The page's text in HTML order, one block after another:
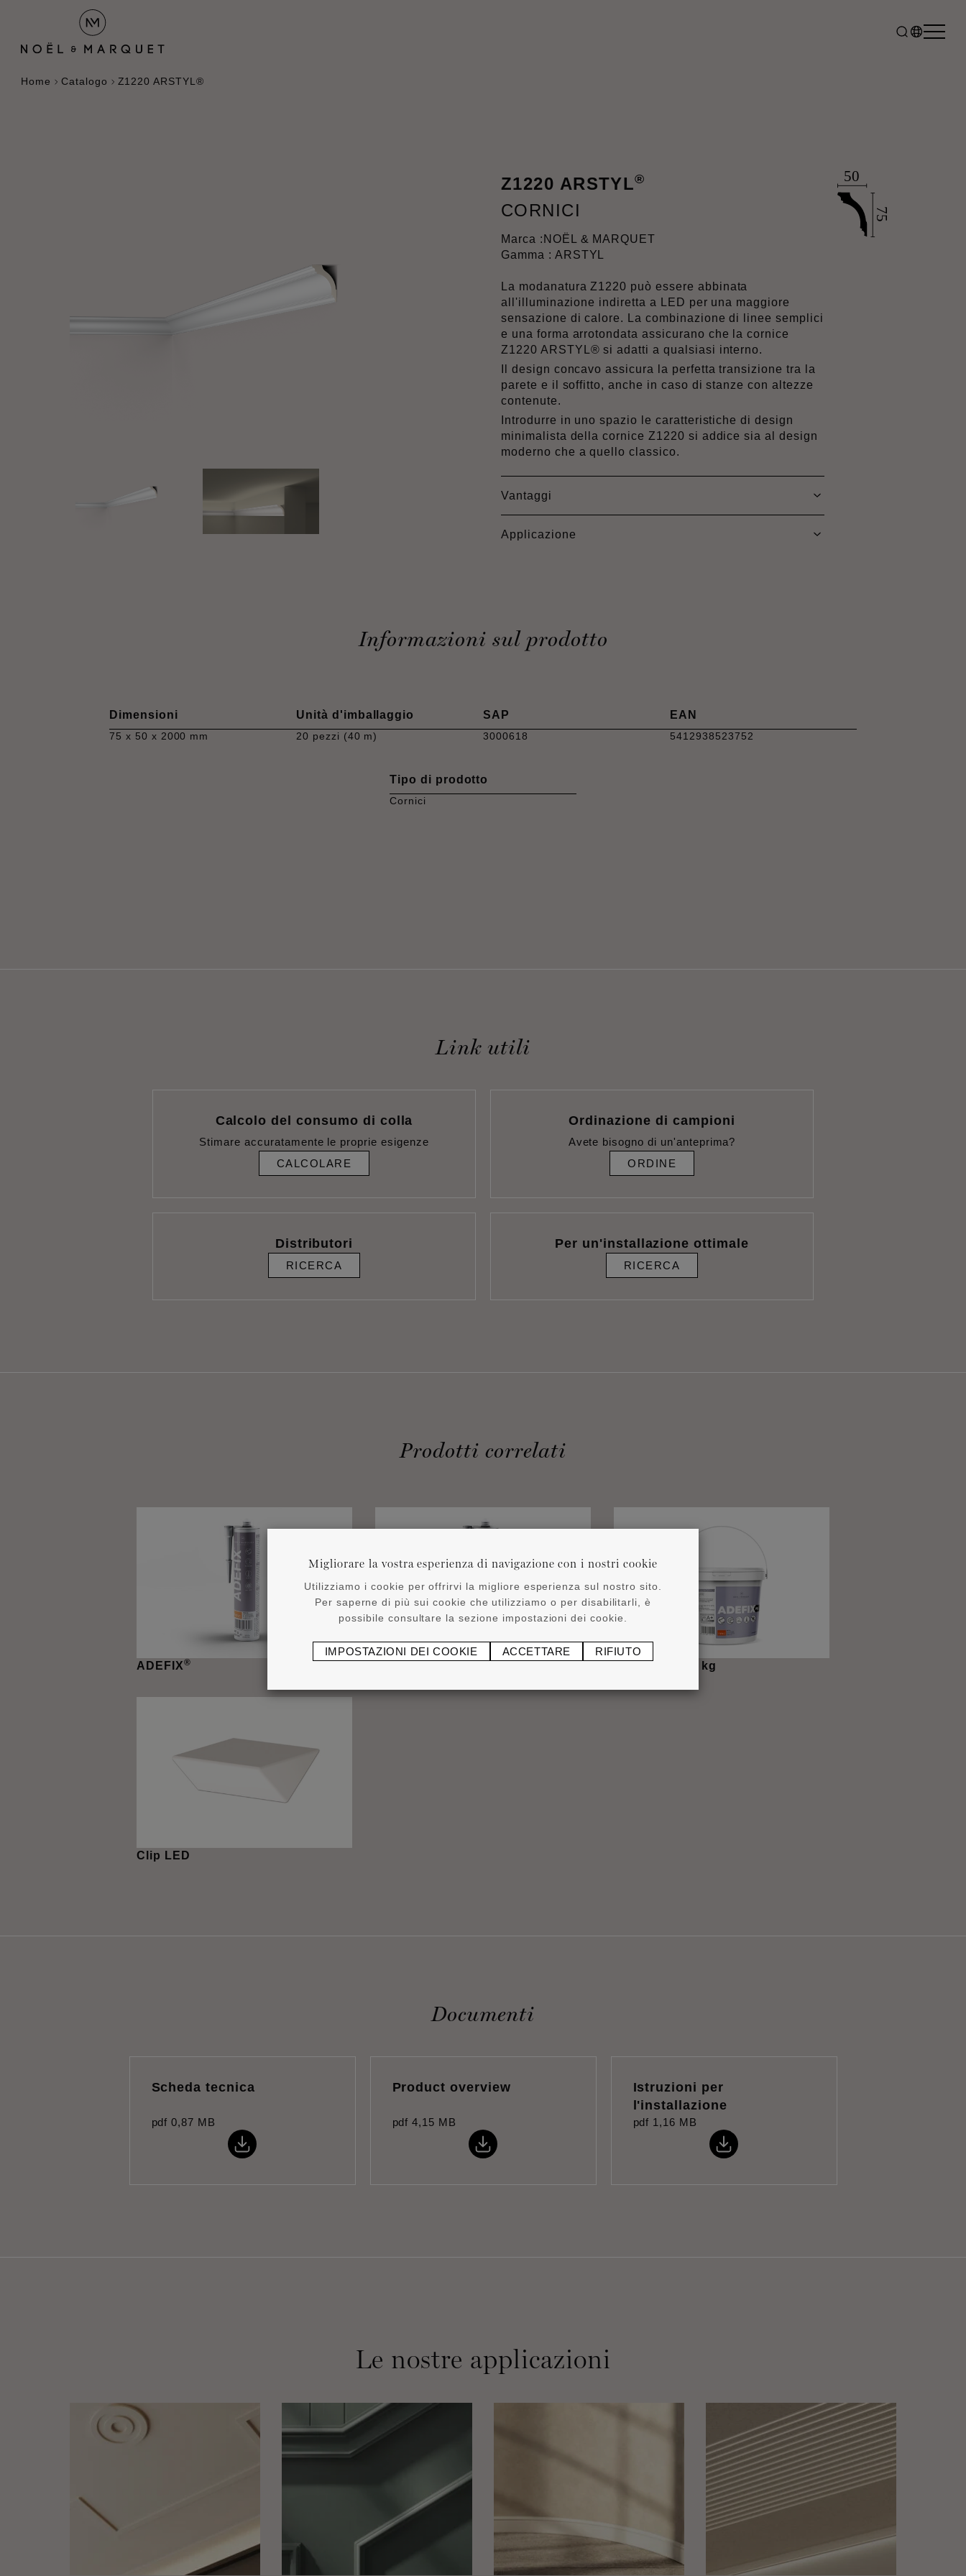
Home Catalogo Z1220 ARSTYL®
Z1220 ARSTYL®
CORNICI
Marca : NOËL & MARQUET
Gamma : ARSTYL
La modanatura Z1220 può essere abbinata
all'illuminazione indiretta a LED per una maggiore
sensazione di calore. La combinazione di linee semplici
e una forma arrotondata assicurano che la cornice
Z1220 ARSTYL® si adatti a qualsiasi interno.
Il design concavo assicura la perfetta transizione tra la
parete e il soffitto, anche in caso di stanze con altezze
contenute.
Introdurre in uno spazio le caratteristiche di design
minimalista della cornice Z1220 si addice sia al design
moderno che a quello classico.
Vantaggi
Applicazione
Informazioni sul prodotto
Dimensioni
75 x 50 x 2000 mm
Unità d'imballaggio
20 pezzi (40 m)
SAP
3000618
EAN
5412938523752
Tipo di prodotto
Cornici
Link utili
Calcolo del consumo di colla
Stimare accuratamente le proprie esigenze
CALCOLARE
Ordinazione di campioni
Avete bisogno di un'anteprima?
ORDINE
Distributori
RICERCA
Per un'installazione ottimale
RICERCA
Prodotti correlati
ADEFIX® ® P5 5 kg
Clip LED
Documenti
Scheda tecnica
pdf 0,87 MB
Product overview
pdf 4,15 MB
Istruzioni per
l'installazione
pdf 1,16 MB
Le nostre applicazioni
Migliorare la vostra esperienza di navigazione con i nostri cookie
Utilizziamo i cookie per offrirvi la migliore esperienza sul nostro sito.
Per saperne di più sui cookie che utilizziamo o per disabilitarli, è
possibile consultare la sezione impostazioni dei cookie.
IMPOSTAZIONI DEI COOKIE ACCETTARE RIFIUTO